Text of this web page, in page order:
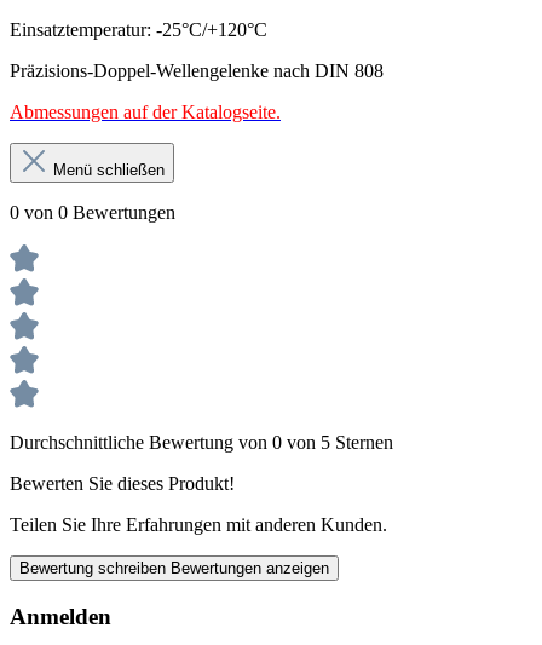
Einsatztemperatur: -25°C/+120°C
Präzisions-Doppel-Wellengelenke nach DIN 808
Abmessungen auf der Katalogseite.
Menü schließen
0 von 0 Bewertungen
Durchschnittliche Bewertung von 0 von 5 Sternen
Bewerten Sie dieses Produkt!
Teilen Sie Ihre Erfahrungen mit anderen Kunden.
Bewertung schreiben Bewertungen anzeigen
Anmelden